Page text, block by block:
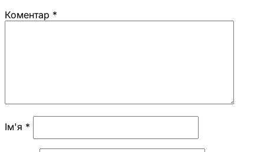
Коментар *
Ім'я *